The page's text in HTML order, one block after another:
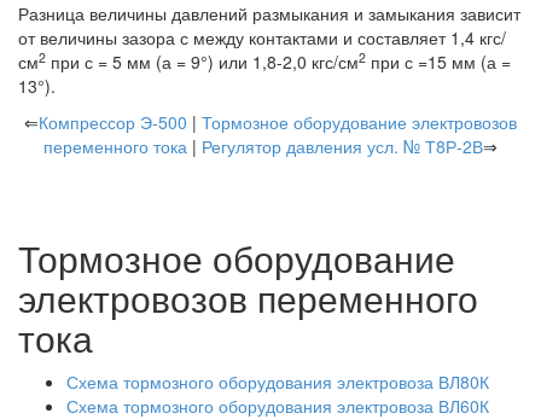
Разница величины давлений размыкания и замыкания зависит
от величины зазора с между контактами и составляет 1,4 кгс/
см2 при с = 5 мм (а = 9°) или 1,8-2,0 кгс/см2 при с =15 мм (а =
13°).
⇐Компрессор Э-500 | Тормозное оборудование электровозов
переменного тока | Регулятор давления усл. № Т8Р-2В⇒
Тормозное оборудование
электровозов переменного
тока
Схема тормозного оборудования электровоза ВЛ80К
Схема тормозного оборудования электровоза ВЛ60К